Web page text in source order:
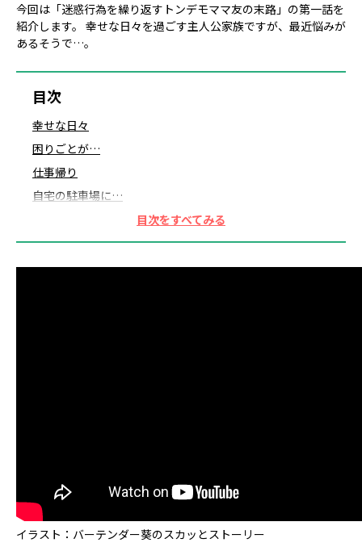
今回は「迷惑行為を繰り返すトンデモママ友の末路」の第一話を
紹介します。 幸せな日々を過ごす主人公家族ですが、最近悩みが
あるそうで…。
目次
幸せな日々
困りごとが…
仕事帰り
自宅の駐車場に…
犯人の目星はついている
隣人の家に向かう
犯人は隣人
イラスト：バーテンダー葵のスカッとストーリー